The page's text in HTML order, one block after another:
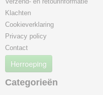
Klachten
Cookieverklaring
Privacy policy
Contact
Herroeping
Categorieën